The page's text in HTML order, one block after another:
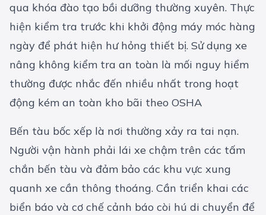
qua khóa đào tạo bồi dưỡng thường xuyên. Thực
hiện kiểm tra trước khi khởi động máy móc hàng
ngày để phát hiện hư hỏng thiết bị. Sử dụng xe
nâng không kiểm tra an toàn là mối nguy hiểm
thường được nhắc đến nhiều nhất trong hoạt
động kém an toàn kho bãi theo OSHA
Bến tàu bốc xếp là nơi thường xảy ra tai nạn.
Người vận hành phải lái xe chậm trên các tấm
chắn bến tàu và đảm bảo các khu vực xung
quanh xe cần thông thoáng. Cần triển khai các
biển báo và cơ chế cảnh báo còi hú di chuyển để